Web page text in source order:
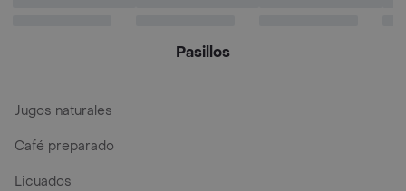
Pasillos
Jugos naturales
Café preparado
Licuados